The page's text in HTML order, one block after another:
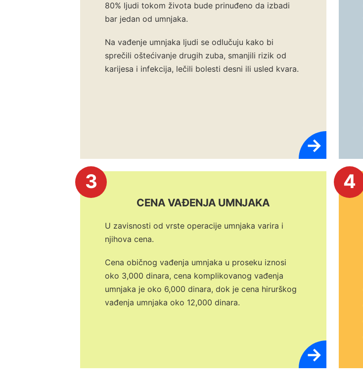
80% ljudi tokom života bude prinuđeno da izbadi
bar jedan od umnjaka.
Na vađenje umnjaka ljudi se odlučuju kako bi
sprečili oštećivanje drugih zuba, smanjili rizik od
karijesa i infekcija, lečili bolesti desni ili usled kvara.
→
3
CENA VAĐENJA UMNJAKA
U zavisnosti od vrste operacije umnjaka varira i
njihova cena.
Cena običnog vađenja umnjaka u proseku iznosi
oko 3,000 dinara, cena komplikovanog vađenja
umnjaka je oko 6,000 dinara, dok je cena hirurškog
vađenja umnjaka oko 12,000 dinara.
→
4